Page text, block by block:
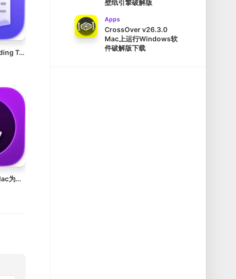
Expenses: Spending Tracker v4.0.23 Mac支出追踪器账单管理破解版
Noir v2026.1.8 Mac为每个网站添加黑暗模式插件
壁纸引擎破解版
Apps
CrossOver v26.3.0
Mac上运行Windows软
件破解版下载